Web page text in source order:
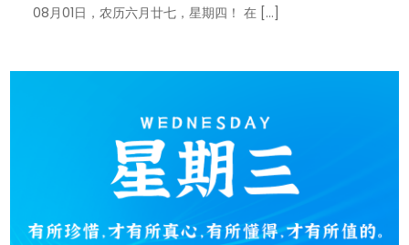
08月01日，农历六月廿七，星期四！ 在 […]